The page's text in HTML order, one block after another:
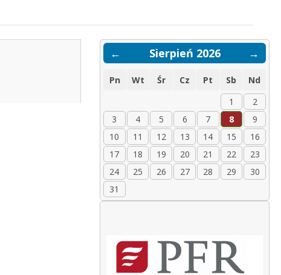
← Sierpień 2026 →
Pn Wt Śr Cz Pt Sb
Nd
1
2
3
4 5 6 7 8
9
10
11 12 13 14 15
16
17
18 19 20 21 22
23
24
25 26 27 28 29
30
31